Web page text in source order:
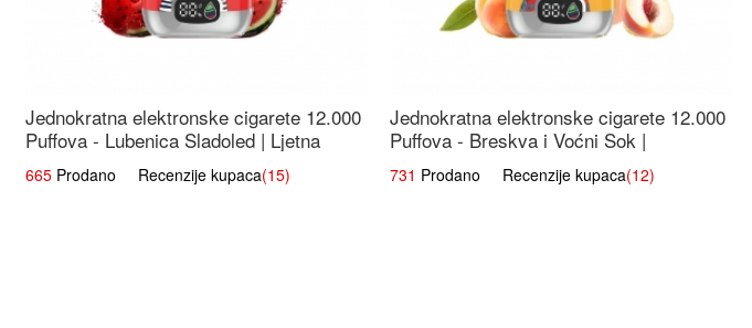
Jednokratna elektronske cigarete 12.000
Puffova - Lubenica Sladoled | Ljetna
Desertna Aroma
665 Prodano Recenzije kupaca(15)
Jednokratna elektronske cigarete 12.000
Puffova - Breskva i Voćni Sok |
Osježavajuća Voćna Mješavina
731 Prodano Recenzije kupaca(12)